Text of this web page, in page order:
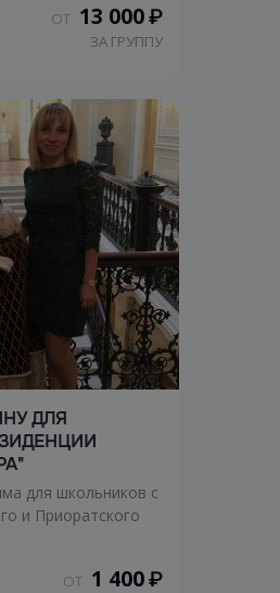
ОТ 13 000₽
ЗА ГРУППУ
ДЛЯ
для школьников с
и Приоратского
ОТ 1 400₽